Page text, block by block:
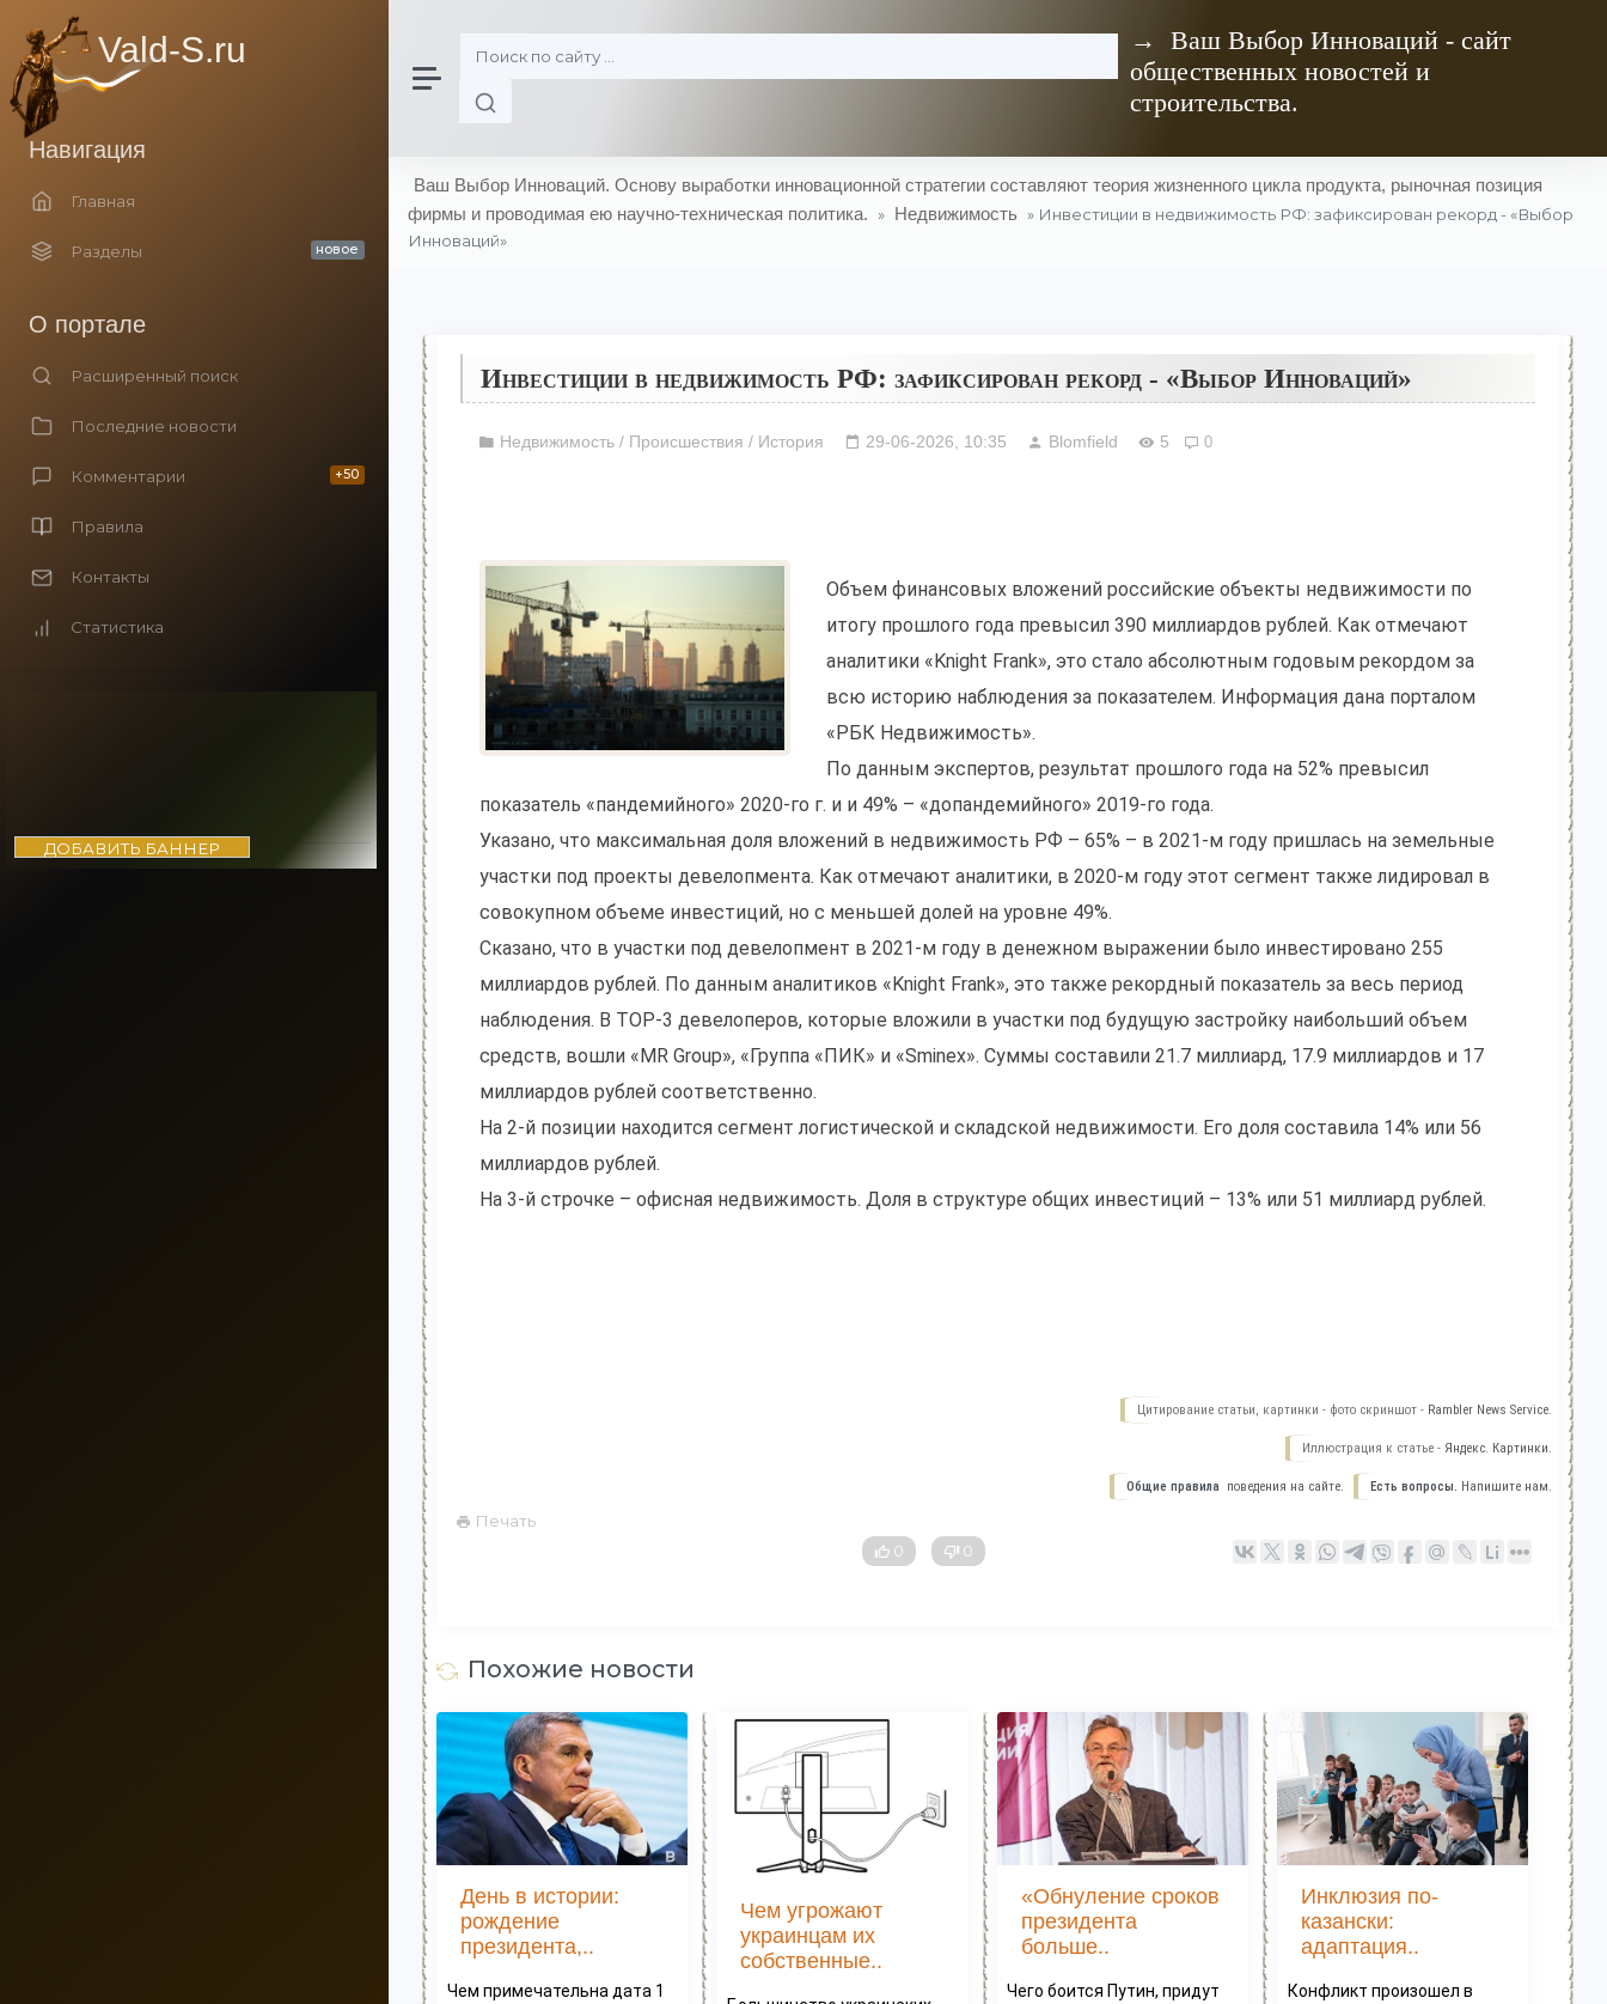
Vald-S.ru
Навигация
Главная
Разделы новое
О портале
Расширенный поиск
Последние новости
Комментарии +50
Правила
Контакты
Статистика
ДОБАВИТЬ БАННЕР
→ Ваш Выбор Инноваций - сайт
общественных новостей и
строительства.
Ваш Выбор Инноваций. Основу выработки инновационной стратегии составляют теория жизненного цикла продукта, рыночная позиция
фирмы и проводимая ею научно-техническая политика. » Недвижимость » Инвестиции в недвижимость РФ: зафиксирован рекорд - «Выбор
Инноваций»
Инвестиции в недвижимость РФ: зафиксирован рекорд - «Выбор Инноваций»
Недвижимость / Происшествия / История 29-06-2026, 10:35 Blomfield 5 0
Объем финансовых вложений российские объекты недвижимости по
итогу прошлого года превысил 390 миллиардов рублей. Как отмечают
аналитики «Knight Frank», это стало абсолютным годовым рекордом за
всю историю наблюдения за показателем. Информация дана порталом
«РБК Недвижимость».
По данным экспертов, результат прошлого года на 52% превысил
показатель «пандемийного» 2020-го г. и и 49% – «допандемийного» 2019-го года.
Указано, что максимальная доля вложений в недвижимость РФ – 65% – в 2021-м году пришлась на земельные
участки под проекты девелопмента. Как отмечают аналитики, в 2020-м году этот сегмент также лидировал в
совокупном объеме инвестиций, но с меньшей долей на уровне 49%.
Сказано, что в участки под девелопмент в 2021-м году в денежном выражении было инвестировано 255
миллиардов рублей. По данным аналитиков «Knight Frank», это также рекордный показатель за весь период
наблюдения. В ТОР-3 девелоперов, которые вложили в участки под будущую застройку наибольший объем
средств, вошли «MR Group», «Группа «ПИК» и «Sminex». Суммы составили 21.7 миллиард, 17.9 миллиардов и 17
миллиардов рублей соответственно.
На 2-й позиции находится сегмент логистической и складской недвижимости. Его доля составила 14% или 56
миллиардов рублей.
На 3-й строчке – офисная недвижимость. Доля в структуре общих инвестиций – 13% или 51 миллиард рублей.
Цитирование статьи, картинки - фото скриншот - Rambler News Service.
Иллюстрация к статье - Яндекс. Картинки.
Есть вопросы. Напишите нам.
Общие правила поведения на сайте.
Печать
0
0
Похожие новости
День в истории:
рождение
президента,..
Чем примечательна дата 1
Чем угрожают
украинцам их
собственные..
«Обнуление сроков
президента
больше..
Чего боится Путин, придут
Инклюзия по-
казански:
адаптация..
Конфликт произошел в